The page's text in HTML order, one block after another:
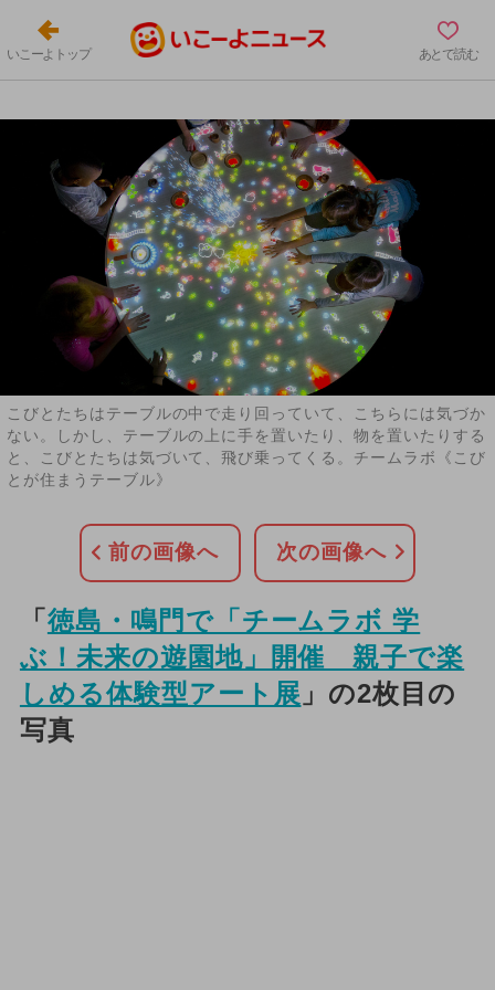
いこーよトップ あとで読む
こびとたちはテーブルの中で走り回っていて、こちらには気づか
ない。しかし、テーブルの上に手を置いたり、物を置いたりする
と、こびとたちは気づいて、飛び乗ってくる。チームラボ《こび
とが住まうテーブル》
前の画像へ 次の画像へ
「徳島・鳴門で「チームラボ 学
ぶ！未来の遊園地」開催 親子で楽
しめる体験型アート展 」の2枚目の
写真